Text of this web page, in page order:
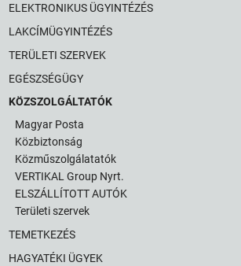
ELEKTRONIKUS ÜGYINTÉZÉS
LAKCÍMÜGYINTÉZÉS
TERÜLETI SZERVEK
EGÉSZSÉGÜGY
KÖZSZOLGÁLTATÓK
Magyar Posta
Közbiztonság
Közműszolgálatatók
VERTIKAL Group Nyrt.
ELSZÁLLÍTOTT AUTÓK
Területi szervek
TEMETKEZÉS
HAGYATÉKI ÜGYEK